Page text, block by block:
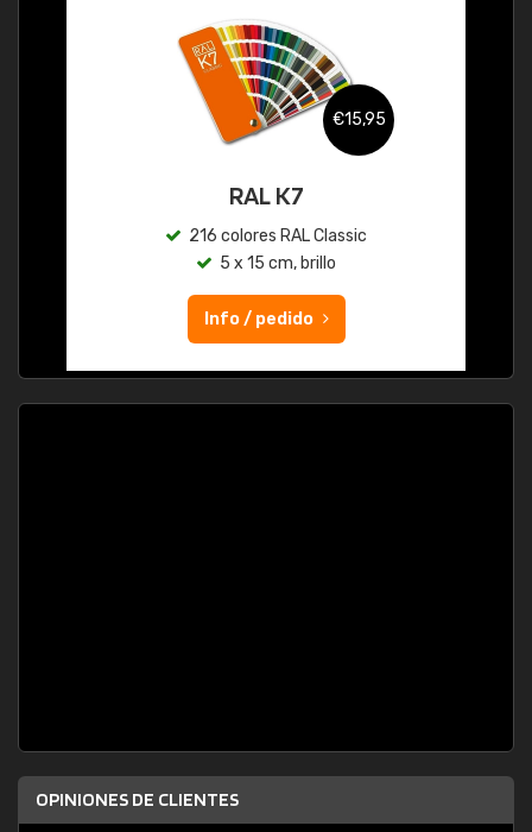
€15,95
RAL K7
216 colores RAL Classic
5 x 15 cm, brillo
Info / pedido
OPINIONES DE CLIENTES